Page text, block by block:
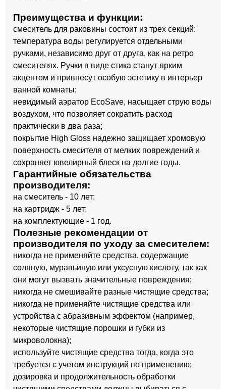
Преимущества и функции:
смеситель для раковины состоит из трех секций:
температура воды регулируется отдельными
ручками, независимо друг от друга, как на ретро
смесителях. Ручки в виде стика станут ярким
акцентом и привнесут особую эстетику в интерьер
ванной комнаты;
невидимый аэратор EcoSave, насыщает струю воды
воздухом, что позволяет сократить расход
практически в два раза;
покрытие High Gloss надежно защищает хромовую
поверхность смесителя от мелких повреждений и
сохраняет ювелирный блеск на долгие годы.
Гарантийные обязательства
производителя:
на смеситель - 10 лет;
на картридж - 5 лет;
на комплектующие - 1 год.
Полезные рекомендации от
производителя по уходу за смесителем:
никогда не применяйте средства, содержащие
соляную, муравьиную или уксусную кислоту, так как
они могут вызвать значительные повреждения;
никогда не смешивайте разные чистящие средства;
никогда не применяйте чистящие средства или
устройства с абразивным эффектом (например,
некоторые чистящие порошки и губки из
микроволокна);
используйте чистящие средства тогда, когда это
требуется с учетом инструкций по применению;
дозировка и продолжительность обработки